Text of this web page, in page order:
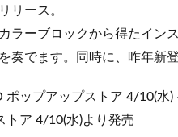
リース。
ラーブロックから得たイン
奏でます。同時に、昨年新
ポップアップストア 4/10(水)
トア 4/10(水)より発売